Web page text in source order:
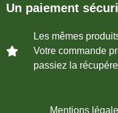
Un paiement
Les mêmes
Votre commande
passiez la
Mentions